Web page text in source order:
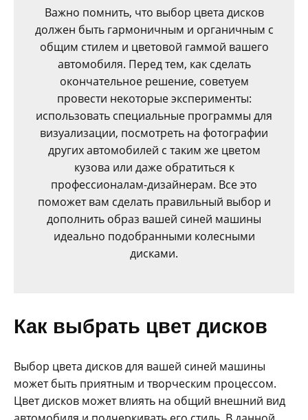
Важно помнить, что выбор цвета дисков
должен быть гармоничным и органичным с
общим стилем и цветовой гаммой вашего
автомобиля. Перед тем, как сделать
окончательное решение, советуем
провести некоторые эксперименты:
использовать специальные программы для
визуализации, посмотреть на фотографии
других автомобилей с таким же цветом
кузова или даже обратиться к
профессионалам-дизайнерам. Все это
поможет вам сделать правильный выбор и
дополнить образ вашей синей машины
идеально подобранными колесными
дисками.
Как выбрать цвет дисков
Выбор цвета дисков для вашей синей машины
может быть приятным и творческим процессом.
Цвет дисков может влиять на общий внешний вид